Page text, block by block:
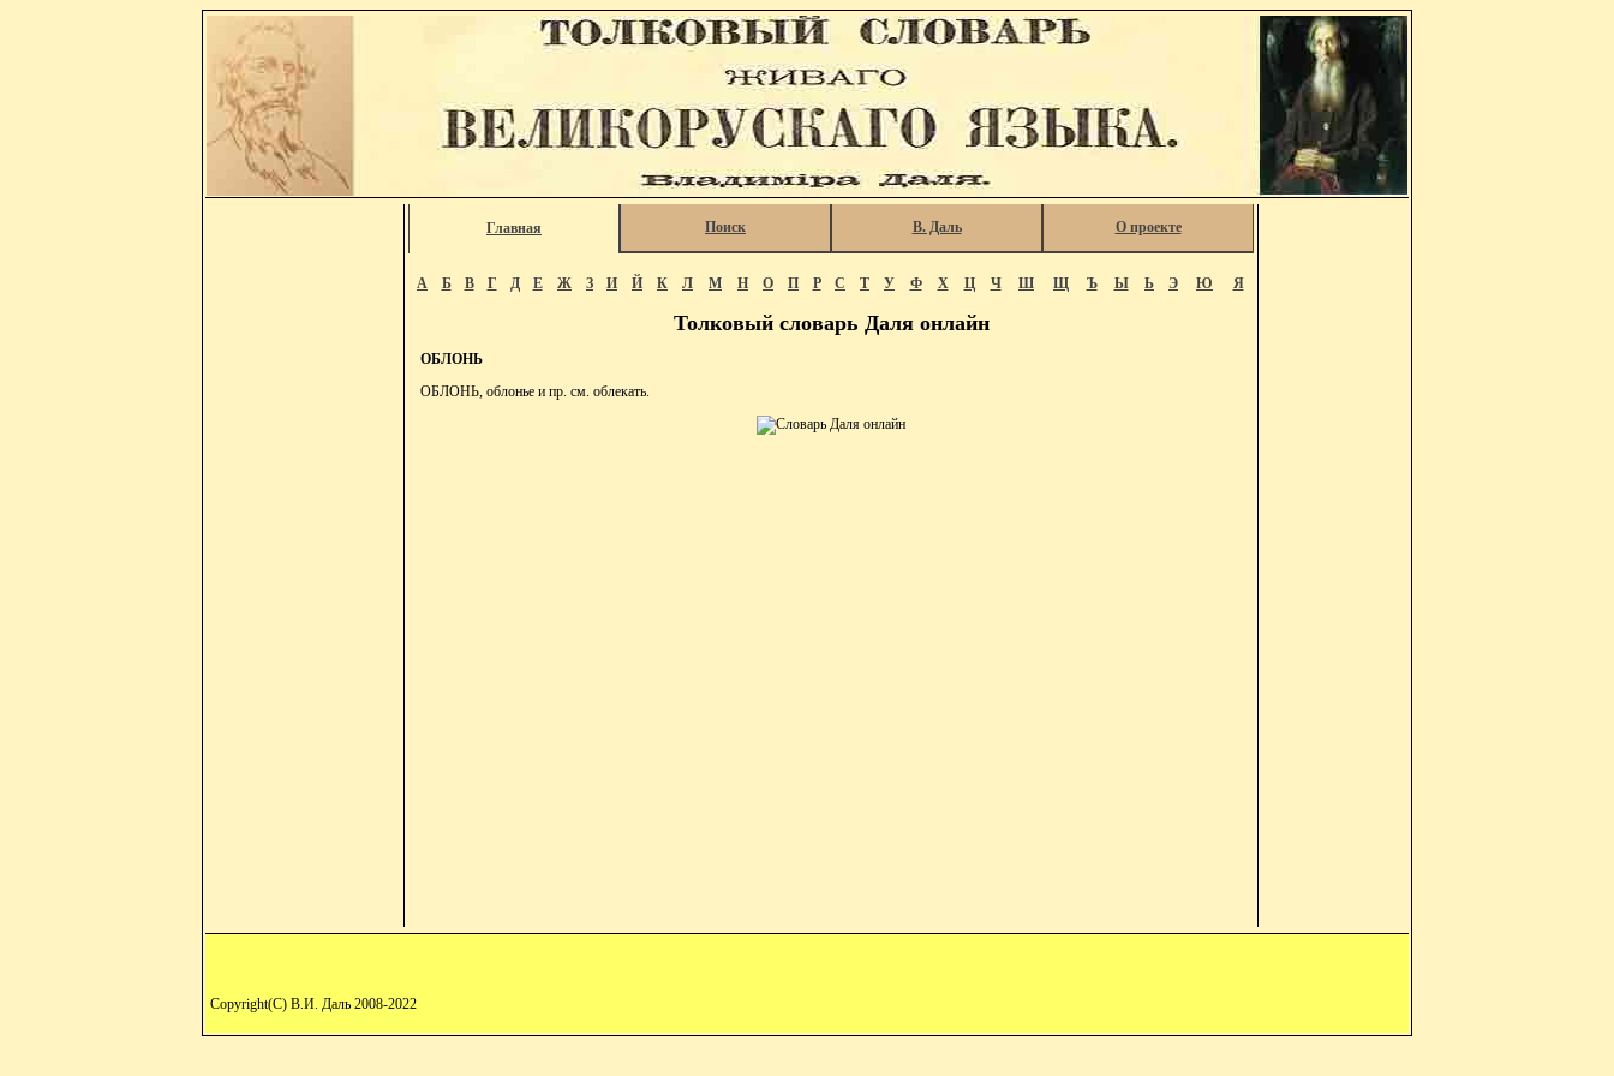
Главная Поиск В. Даль О проекте
А Б В Г Д Е Ж З И Й К Л М Н О П Р С Т У Ф Х Ц Ч Ш Щ Ъ Ы Ь Э Ю Я
Толковый словарь Даля онлайн
ОБЛОНЬ
ОБЛОНЬ, облонье и пр. см. облекать.
Copyright(C) В.И. Даль 2008-2022